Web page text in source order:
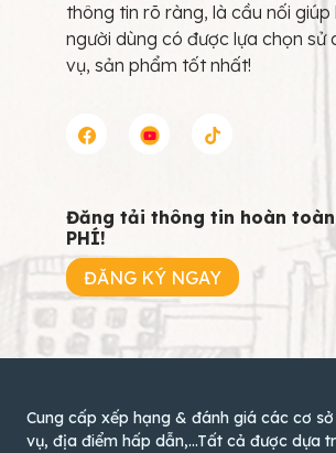
thông tin rõ ràng, là cầu nối giúp
người dùng có được lựa chọn sử
vụ, sản phẩm tốt nhất!
Đăng tải thông tin hoàn toàn
PHÍ!
ĐĂNG KÝ NGAY
Cung cấp xếp hạng & đánh giá các cơ
vụ, địa điểm hấp dẫn,...Tất cả được dựa